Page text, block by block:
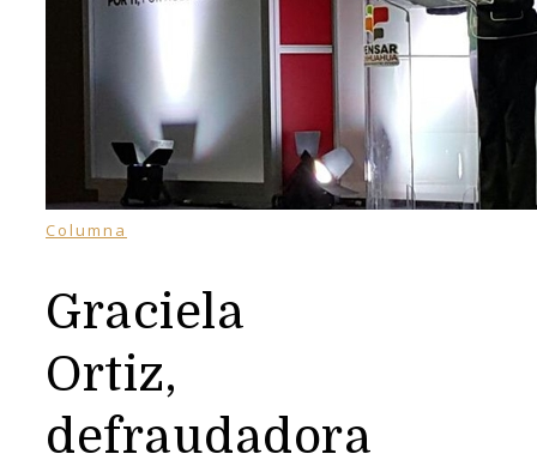
Columna
Graciela
Ortiz,
defraudadora